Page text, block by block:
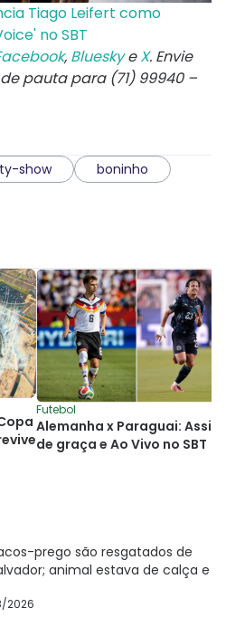
Tiago Leifert como
no SBT
, BlueskyeX. Envie
pauta para (71) 99940 –
show
boninho
Futebol
Alemanha x Paraguai:
de graça e Ao Vivo no SBT
prego são resgatados de
animal estava de calça e
2026